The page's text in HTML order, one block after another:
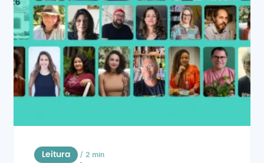
Leitura / 2 min